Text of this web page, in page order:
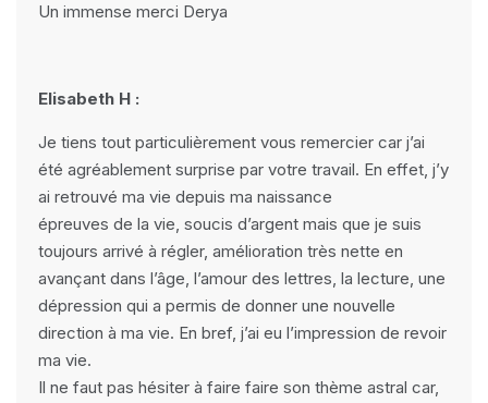
Un immense merci Derya
Elisabeth H :
Je tiens tout particulièrement vous remercier car j’ai
été agréablement surprise par votre travail. En effet, j’y
ai retrouvé ma vie depuis ma naissance
épreuves de la vie, soucis d’argent mais que je suis
toujours arrivé à régler, amélioration très nette en
avançant dans l’âge, l’amour des lettres, la lecture, une
dépression qui a permis de donner une nouvelle
direction à ma vie. En bref, j’ai eu l’impression de revoir
ma vie.
Il ne faut pas hésiter à faire faire son thème astral car,